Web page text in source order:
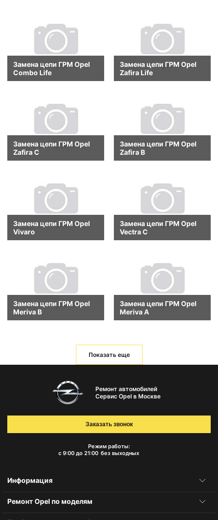
Замена цепи ГРМ Opel
Combo Life
Замена цепи ГРМ Opel
Zafira Life
Замена цепи ГРМ Opel
Zafira C
Замена цепи ГРМ Opel
Zafira B
Замена цепи ГРМ Opel
Vivaro
Замена цепи ГРМ Opel
Vectra C
Замена цепи ГРМ Opel
Meriva B
Замена цепи ГРМ Opel
Meriva A
Показать еще
Ремонт автомобилей
Сервис Opel в Москве
Режим работы:
с 9:00 до 21:00 без выходных
Заказать звонок
Информация
Ремонт Opel по моделям